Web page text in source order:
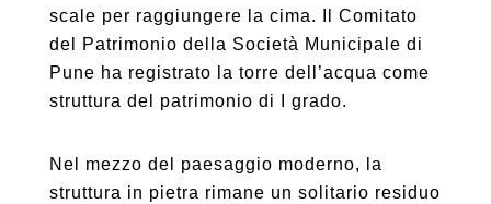
scale per raggiungere la cima. Il Comitato
del Patrimonio della Società Municipale di
Pune ha registrato la torre dell’acqua come
struttura del patrimonio di I grado.
Nel mezzo del paesaggio moderno, la
struttura in pietra rimane un solitario residuo